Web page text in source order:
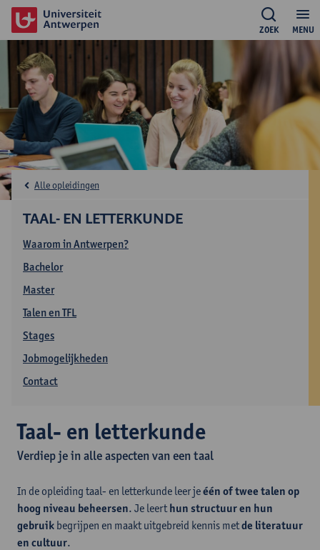
MENU
ZOEK
TAAL- EN LETTERKUNDE
Waarom in Antwerpen?
Bachelor
Master
Talen en TFL
Stages
Jobmogelijkheden
Contact
Alle opleidingen
Taal- en letterkunde
Verdiep je in alle aspecten van een taal
In de opleiding taal- en letterkunde leer jeéén of twee talen op
hoog niveau beheersen. Je leerthun structuur en hun
gebruik begrijpen en maakt uitgebreid kennis metde literatuur
en cultuur.